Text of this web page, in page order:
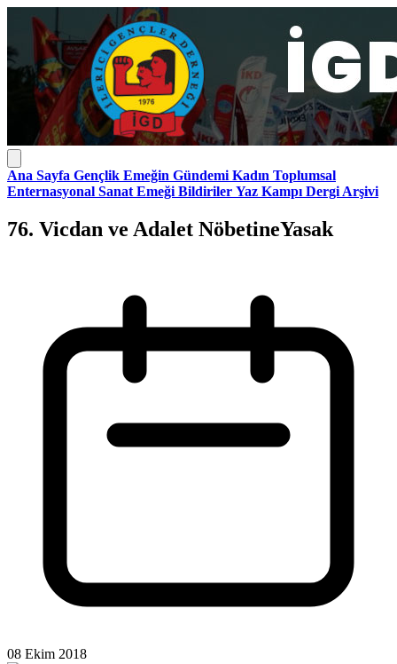
Ana Sayfa Gençlik Emeğin Gündemi Kadın Toplumsal
Enternasyonal Sanat Emeği Bildiriler Yaz Kampı Dergi Arşivi
76. Vicdan ve Adalet NöbetineYasak
08 Ekim 2018